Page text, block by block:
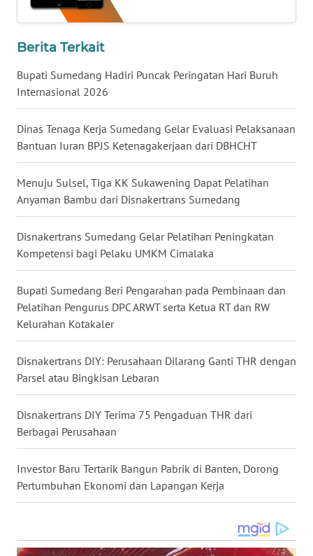
Berita Terkait
Bupati Sumedang Hadiri Puncak Peringatan Hari Buruh
Internasional 2026
Dinas Tenaga Kerja Sumedang Gelar Evaluasi Pelaksanaan
Bantuan Iuran BPJS Ketenagakerjaan dari DBHCHT
Menuju Sulsel, Tiga KK Sukawening Dapat Pelatihan
Anyaman Bambu dari Disnakertrans Sumedang
Disnakertrans Sumedang Gelar Pelatihan Peningkatan
Kompetensi bagi Pelaku UMKM Cimalaka
Bupati Sumedang Beri Pengarahan pada Pembinaan dan
Pelatihan Pengurus DPC ARWT serta Ketua RT dan RW
Kelurahan Kotakaler
Disnakertrans DIY: Perusahaan Dilarang Ganti THR dengan
Parsel atau Bingkisan Lebaran
Disnakertrans DIY Terima 75 Pengaduan THR dari
Berbagai Perusahaan
Investor Baru Tertarik Bangun Pabrik di Banten, Dorong
Pertumbuhan Ekonomi dan Lapangan Kerja
NUSANTARA
WN
JOGJA
WN
JATIM
WN
BALI
WN
KALBAR
WN
KALTENG
WN
KALTARA
WN
KALSEL
WN
WN